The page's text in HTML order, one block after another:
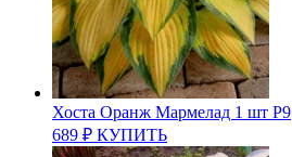
Хоста Оранж Мармелад 1 шт Р9
689 ₽ КУПИТЬ